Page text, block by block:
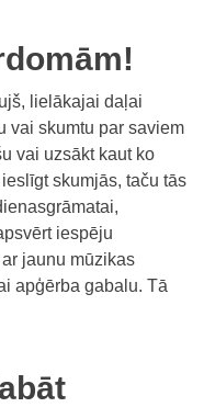
lielākajai daļai
vai skumtu par saviem
vai uzsākt kaut ko
skumjās, taču tās
iespēju
jaunu mūzikas
apģērba gabalu. Tā